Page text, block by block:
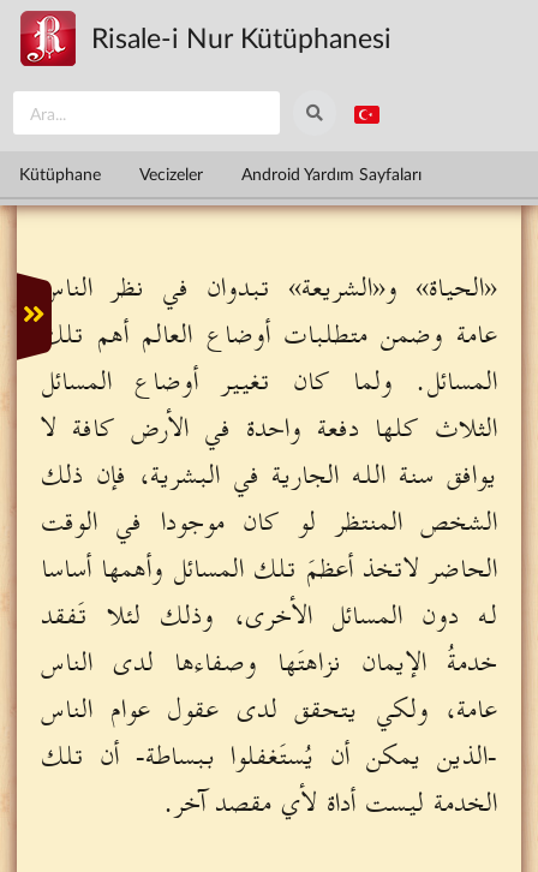
Ana içeriğe atla
Risale-i Nur Kütüphanesi
Kütüphane Vecizeler Android Yardım Sayfaları
«الحياة» و«الشريعة» تبدوان في نظر الناس
عامة وضمن متطلبات أوضاع العالم أهم تلك
المسائل. ولما كان تغيير أوضاع المسائل
الثلاث كلها دفعة واحدة في الأرض كافة لا
يوافق سنة الله الجارية في البشرية، فإن ذلك
الشخص المنتظر لو كان موجودا في الوقت
الحاضر لاتخذ أعظمَ تلك المسائل وأهمها أساسا
له دون المسائل الأخرى، وذلك لئلا تَفقد
خدمةُ الإيمان نزاهتَها وصفاءها لدى الناس
عامة، ولكي يتحقق لدى عقول عوام الناس
-الذين يمكن أن يُستَغفلوا ببساطة- أن تلك
الخدمة ليست أداة لأي مقصد آخر.